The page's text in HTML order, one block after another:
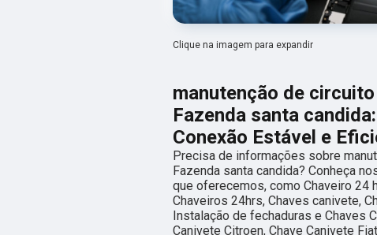
Clique na imagem para expandir
manutenção de
Fazenda santa
Conexão Estável e
Precisa de informações sobre
Fazenda santa candida? Conheça
que oferecemos, como Chaveiro 24
Chaveiros 24hrs, Chaves canivete,
Instalação de fechaduras e Chaves
Canivete Citroen, Chave Canivete